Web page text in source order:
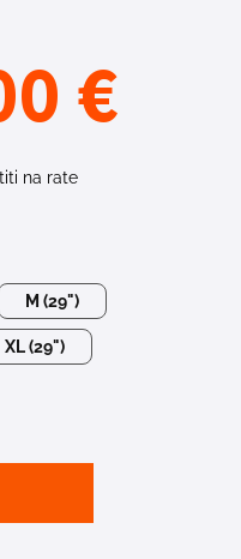
€
na rate
M (29")
XL (29")